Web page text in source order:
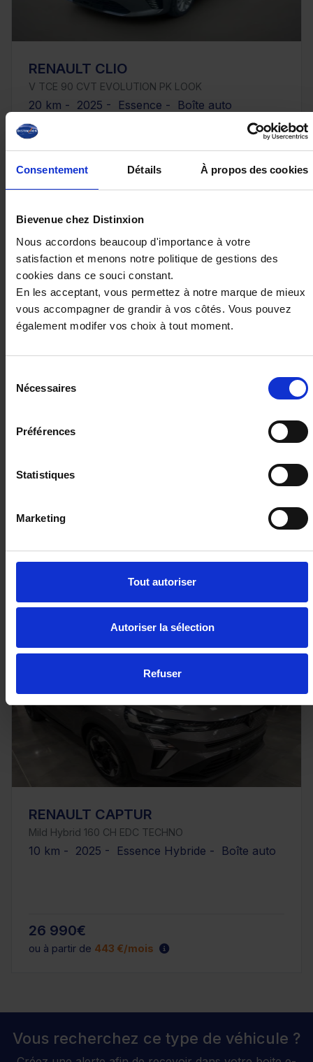
Consentement Détails À propos des cookies
Bievenue chez Distinxion
Nous accordons beaucoup d'importance à votre
satisfaction et menons notre politique de gestions des
cookies dans ce souci constant.
En les acceptant, vous permettez à notre marque de mieux
vous accompagner de grandir à vos côtés. Vous pouvez
également modifer vos choix à tout moment.
Nécessaires
Préférences
Statistiques
Marketing
Tout autoriser
Autoriser la sélection
Refuser
RENAULT CLIO
V TCE 90 CVT EVOLUTION PK LOOK
20 km - 2025 - Essence - Boîte auto
PEUGEOT 208
10 km - 2025 - Essence Hybride - Boîte auto
22 480€
369.28 €/mois
RENAULT CAPTUR
Mild Hybrid 160 CH EDC TECHNO
10 km - 2025 - Essence Hybride - Boîte auto
26 990€
ou à partir de 443 €/mois
Vous recherchez ce type de véhicule ?